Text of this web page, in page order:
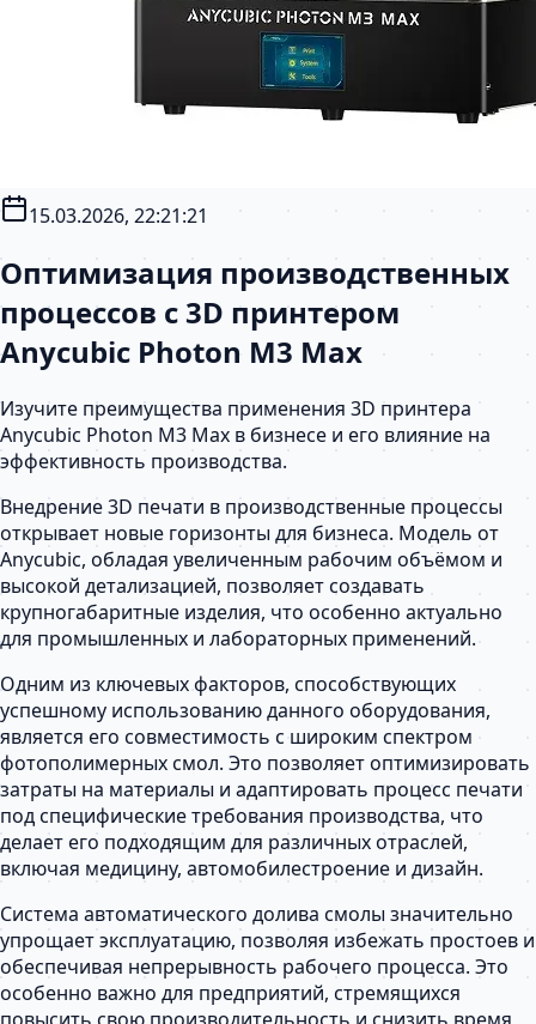
15.03.2026, 22:21:21
Оптимизация производственных
процессов с 3D принтером
Anycubic Photon M3 Max
Изучите преимущества применения 3D принтера
Anycubic Photon M3 Max в бизнесе и его влияние на
эффективность производства.
Внедрение 3D печати в производственные процессы
открывает новые горизонты для бизнеса. Модель от
Anycubic, обладая увеличенным рабочим объёмом и
высокой детализацией, позволяет создавать
крупногабаритные изделия, что особенно актуально
для промышленных и лабораторных применений.
Одним из ключевых факторов, способствующих
успешному использованию данного оборудования,
является его совместимость с широким спектром
фотополимерных смол. Это позволяет оптимизировать
затраты на материалы и адаптировать процесс печати
под специфические требования производства, что
делает его подходящим для различных отраслей,
включая медицину, автомобилестроение и дизайн.
Система автоматического долива смолы значительно
упрощает эксплуатацию, позволяя избежать простоев и
обеспечивая непрерывность рабочего процесса. Это
особенно важно для предприятий, стремящихся